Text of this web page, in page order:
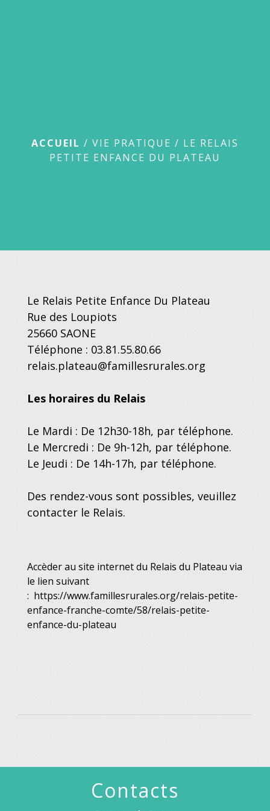
ACCUEIL / VIE PRATIQUE / LE RELAIS
PETITE ENFANCE DU PLATEAU
Le Relais Petite Enfance Du Plateau
Rue des Loupiots
25660 SAONE
Téléphone : 03.81.55.80.66
relais.plateau@famillesrurales.org
Les horaires du Relais
Le Mardi : De 12h30-18h, par téléphone.
Le Mercredi : De 9h-12h, par téléphone.
Le Jeudi : De 14h-17h, par téléphone.
Des rendez-vous sont possibles, veuillez
contacter le Relais.
Accèder au site internet du Relais du Plateau via
le lien suivant
: https://www.famillesrurales.org/relais-petite-
enfance-franche-comte/58/relais-petite-
enfance-du-plateau
Contacts